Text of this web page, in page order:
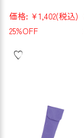
価格: ¥1,402(税込)
25%OFF